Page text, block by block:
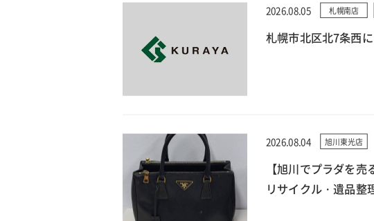
2026.08.05 札幌南店
札幌市北区北7条西
2026.08.04 旭川東光店
【旭川でプラダを
リサイクル・遺品整